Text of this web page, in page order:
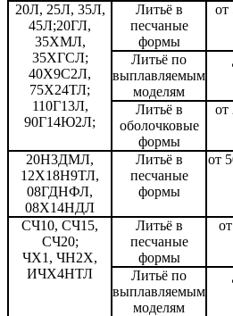
20Л, 25Л, 35Л,
45Л;20ГЛ,
35ХМЛ,
35ХГСЛ;
40Х9С2Л,
75Х24ТЛ;
110Г13Л,
90Г14Ю2Л;
Литьё в
песчаные
формы
от
Литьё по
выплавляемым
моделям
Литьё в
оболочковые
формы
от
20Н3ДМЛ,
12Х18Н9ТЛ,
08ГДНФЛ,
08Х14НДЛ
Литьё в
песчаные
формы
от
СЧ10, СЧ15,
СЧ20;
ЧХ1, ЧН2Х,
ИЧХ4НТЛ
Литьё в
песчаные
формы
Литьё по
выплавляемым
моделям